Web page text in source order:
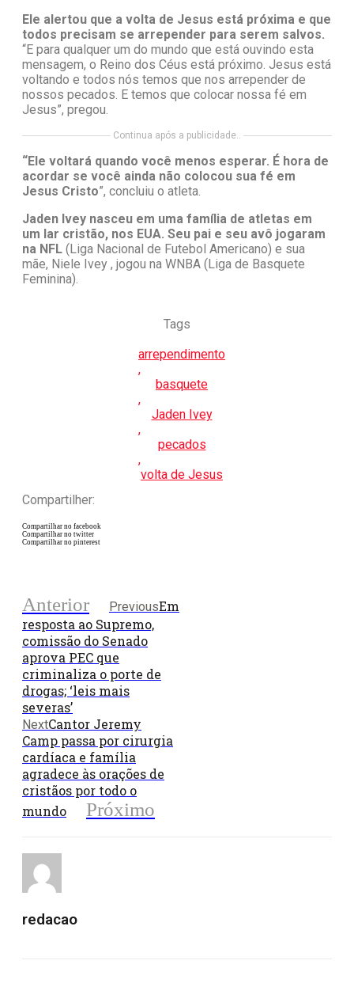
Ele alertou que a volta de Jesus está próxima e que
todos precisam se arrepender para serem salvos.
“E para qualquer um do mundo que está ouvindo esta
mensagem, o Reino dos Céus está próximo. Jesus está
voltando e todos nós temos que nos arrepender de
nossos pecados. E temos que colocar nossa fé em
Jesus”, pregou.
Continua após a publicidade..
“Ele voltará quando você menos esperar. É hora de
acordar se você ainda não colocou sua fé em
Jesus Cristo”, concluiu o atleta.
Jaden Ivey nasceu em uma família de atletas em
um lar cristão, nos EUA. Seu pai e seu avô jogaram
na NFL (Liga Nacional de Futebol Americano) e sua
mãe, Niele Ivey , jogou na WNBA (Liga de Basquete
Feminina).
Tags
arrependimento
,
basquete
,
Jaden Ivey
,
pecados
,
volta de Jesus
Compartilher:
Compartilhar no facebook
Compartilhar no twitter
Compartilhar no pinterest
Anterior PreviousEm
resposta ao Supremo,
comissão do Senado
aprova PEC que
criminaliza o porte de
drogas; ‘leis mais
severas’
NextCantor Jeremy
Camp passa por cirurgia
cardíaca e família
agradece às orações de
cristãos por todo o
mundo
Próximo
redacao